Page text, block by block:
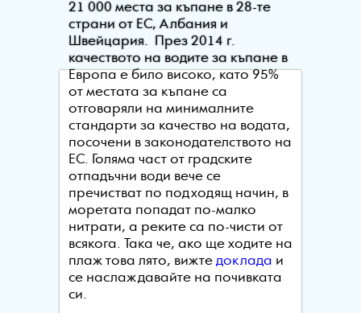
21 000 места за къпане в 28-те
страни от ЕС, Албания и
Швейцария. През 2014 г.
качеството на водите за къпане в
Европа е било високо, като 95%
от местата за къпане са
отговаряли на минималните
стандарти за качество на водата,
посочени в законодателството на
ЕС. Голяма част от градските
отпадъчни води вече се
пречистват по подходящ начин, в
моретата попадат по-малко
нитрати, а реките са по-чисти от
всякога. Така че, ако ще ходите на
плаж това лято, вижте доклада и
се наслаждавайте на почивката
си.